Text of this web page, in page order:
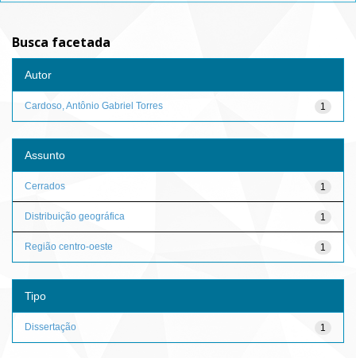
Busca facetada
Autor
1
Cardoso, Antônio Gabriel Torres
Assunto
1
Cerrados
1
Distribuição geográfica
1
Região centro-oeste
Tipo
1
Dissertação